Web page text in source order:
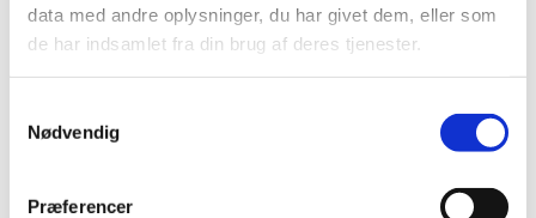
data med andre oplysninger, du har givet dem, eller som
de har indsamlet fra din brug af deres tjenester.
Nødvendig
Præferencer
Danmark har overtaget EU-formandskabet Pr. den 1. juli
har Danmark overtaget EU-formandskabet fra Polen,
sundhedsapps
Efter et grundigt forarbejde har Nævnet for